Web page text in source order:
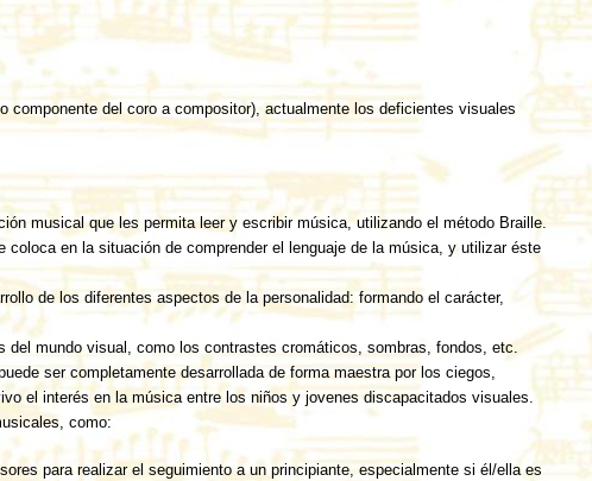
del coro a compositor), actualmente los deficientes visuales
musical que les permita leer y escribir música, utilizando el método Braille.
en la situación de comprender el lenguaje de la música, y utilizar éste
de los diferentes aspectos de la personalidad: formando el carácter,
mundo visual, como los contrastes cromáticos, sombras, fondos, etc.
ser completamente desarrollada de forma maestra por los ciegos,
el interés en la música entre los niños y jovenes discapacitados visuales.
como:
para realizar el seguimiento a un principiante, especialmente si él/ella es